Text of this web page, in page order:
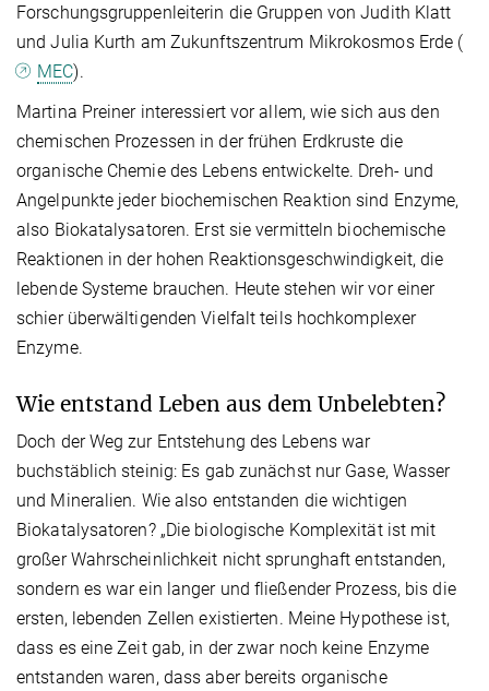
Forschungsgruppenleiterin die Gruppen von Judith Klatt
und Julia Kurth am Zukunftszentrum Mikrokosmos Erde (
MEC).
Martina Preiner interessiert vor allem, wie sich aus den
chemischen Prozessen in der frühen Erdkruste die
organische Chemie des Lebens entwickelte. Dreh- und
Angelpunkte jeder biochemischen Reaktion sind Enzyme,
also Biokatalysatoren. Erst sie vermitteln biochemische
Reaktionen in der hohen Reaktionsgeschwindigkeit, die
lebende Systeme brauchen. Heute stehen wir vor einer
schier überwältigenden Vielfalt teils hochkomplexer
Enzyme.
Wie entstand Leben aus dem Unbelebten?
Doch der Weg zur Entstehung des Lebens war
buchstäblich steinig: Es gab zunächst nur Gase, Wasser
und Mineralien. Wie also entstanden die wichtigen
Biokatalysatoren? „Die biologische Komplexität ist mit
großer Wahrscheinlichkeit nicht sprunghaft entstanden,
sondern es war ein langer und fließender Prozess, bis die
ersten, lebenden Zellen existierten. Meine Hypothese ist,
dass es eine Zeit gab, in der zwar noch keine Enzyme
entstanden waren, dass aber bereits organische